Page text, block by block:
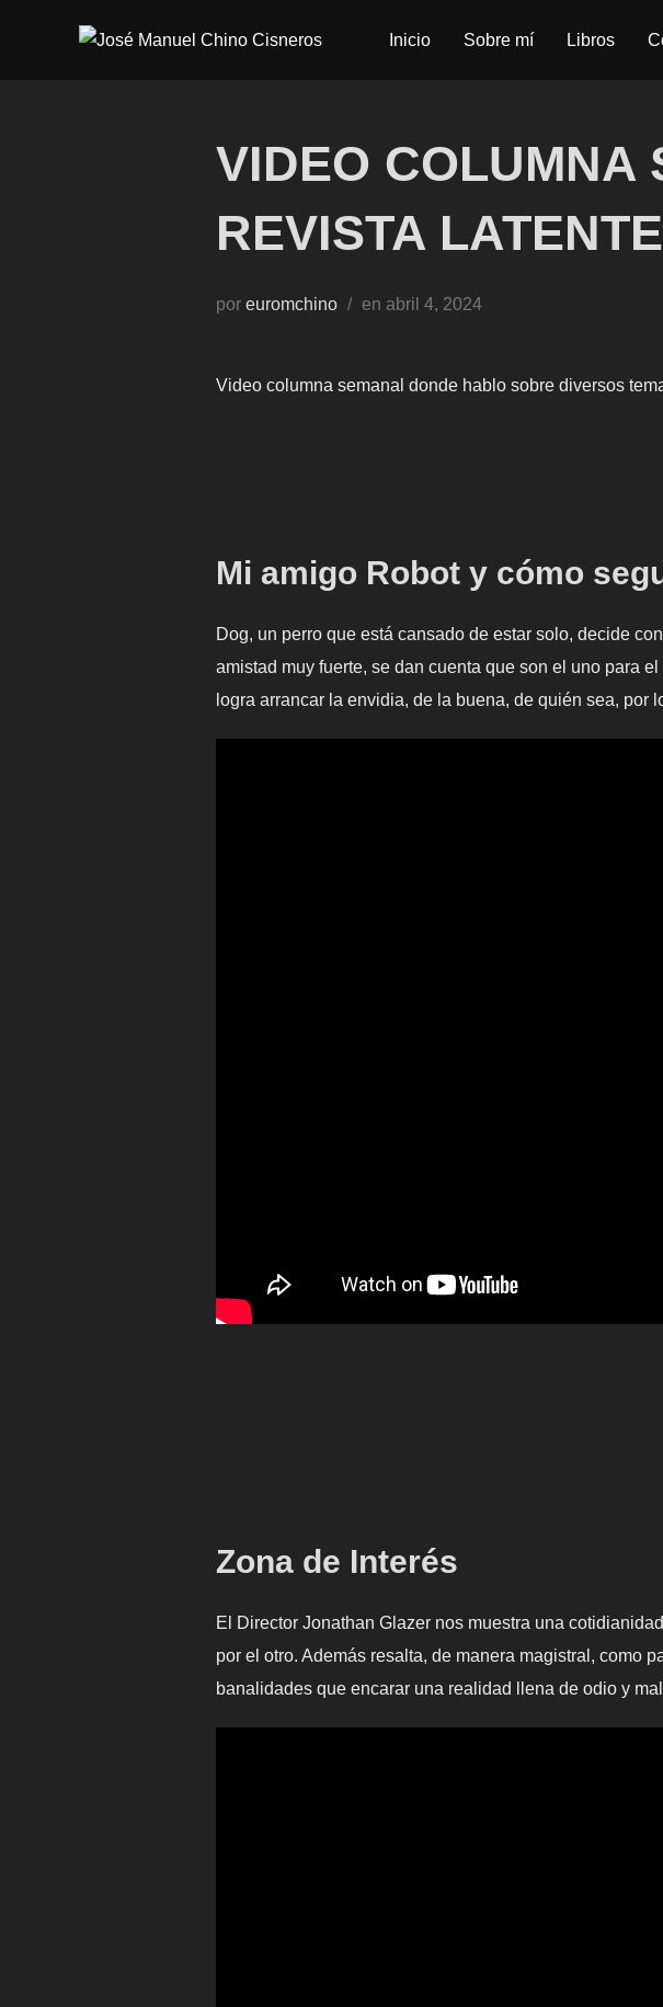
Inicio Sobre mí Libros
VIDEO COLUMNA
REVISTA LATENTE
por euromchino en Publicado
abril 4, 2024
Video columna semanal donde hablo sobre diversos
Mi amigo Robot y cómo
Dog, un perro que está cansado de estar solo, decide
amistad muy fuerte, se dan cuenta que son el uno para
logra arrancar la envidia, de la buena, de quién sea, por
Zona de Interés
El Director Jonathan Glazer nos muestra una
por el otro. Además resalta, de manera magistral, como
banalidades que encarar una realidad llena de odio y